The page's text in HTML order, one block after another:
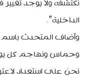
نكتشفه ولا يوجد
الداخلية”.
وأضاف المتحدث باسم
وحماس ونهاجم كل يوم
نحن على استعداد